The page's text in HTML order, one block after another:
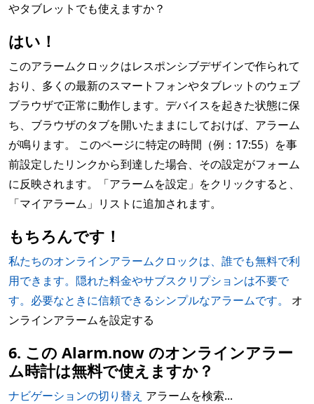
やタブレットでも使えますか？
はい！
このアラームクロックはレスポンシブデザインで作られて
おり、多くの最新のスマートフォンやタブレットのウェブ
ブラウザで正常に動作します。デバイスを起きた状態に保
ち、ブラウザのタブを開いたままにしておけば、アラーム
が鳴ります。 このページに特定の時間（例：17:55）を事
前設定したリンクから到達した場合、その設定がフォーム
に反映されます。「アラームを設定」をクリックすると、
「マイアラーム」リストに追加されます。
もちろんです！
私たちのオンラインアラームクロックは、誰でも無料で利
用できます。隠れた料金やサブスクリプションは不要で
す。必要なときに信頼できるシンプルなアラームです。
オ
ンラインアラームを設定する
6. この Alarm.now のオンラインアラー
ム時計は無料で使えますか？
ナビゲーションの切り替え アラームを検索...